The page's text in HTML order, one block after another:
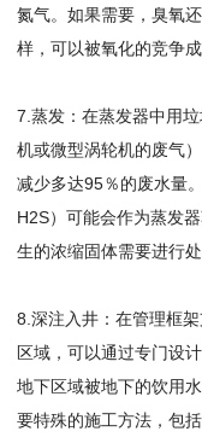
氮气。如果需要，臭氧
样，可以被氧化的竞争
7.蒸发：在蒸发器中用
机或微型涡轮机的废气
减少多达95％的废水量
H2S）可能会作为蒸发
生的浓缩固体需要进行
8.深注入井：在管理框
区域，可以通过专门设
地下区域被地下的饮用
要特殊的施工方法，包